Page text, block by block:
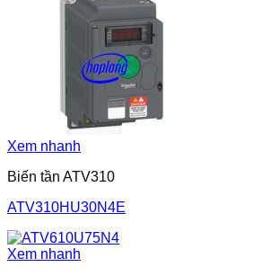
Xem nhanh
Biến tần ATV310
ATV310HU30N4E
Xem nhanh